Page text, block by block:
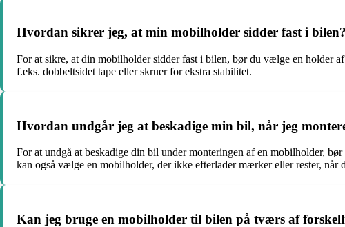
Hvordan sikrer jeg, at min mobilholder sidder fast i bilen?
For at sikre, at din mobilholder sidder fast i bilen, bør du vælge en holder
f.eks. dobbeltsidet tape eller skruer for ekstra stabilitet.
Hvordan undgår jeg at beskadige min bil, når jeg
For at undgå at beskadige din bil under monteringen af en mobilholder,
kan også vælge en mobilholder, der ikke efterlader mærker eller rester, når
Kan jeg bruge en mobilholder til bilen på tværs af